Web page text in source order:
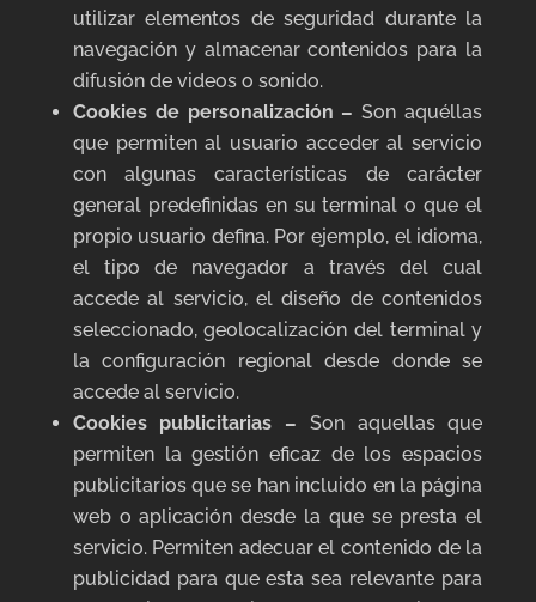
utilizar elementos de seguridad durante la
navegación y almacenar contenidos para la
difusión de videos o sonido.
Cookies de personalización –Son aquéllas
que permiten al usuario acceder al servicio
con algunas características de carácter
general predefinidas en su terminal o que el
propio usuario defina. Por ejemplo, el idioma,
el tipo de navegador a través del cual
accede al servicio, el diseño de contenidos
seleccionado, geolocalización del terminal y
la configuración regional desde donde se
accede al servicio.
Cookies publicitarias – Son aquellas que
permiten la gestión eficaz de los espacios
publicitarios que se han incluido en la página
web o aplicación desde la que se presta el
servicio. Permiten adecuar el contenido de la
publicidad para que esta sea relevante para